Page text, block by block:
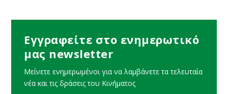
Εγγραφείτε στο ενημερωτικό
μας newsletter
Μείνετε ενημερωμένοι για να λαμβάνετε τα τελευταία
νέα και τις δράσεις του Κινήματος